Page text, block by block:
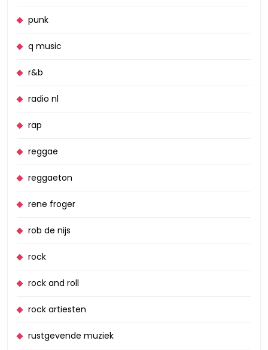
punk
q music
r&b
radio nl
rap
reggae
reggaeton
rene froger
rob de nijs
rock
rock and roll
rock artiesten
rustgevende muziek